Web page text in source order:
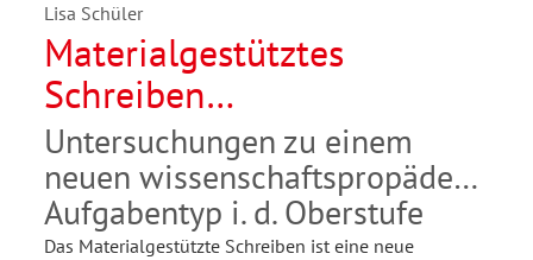
Lisa Schüler
Materialgestütztes
Schreiben
argumentierender Texte
Untersuchungen zu einem
neuen wissenschaftspropädeut.
Aufgabentyp i. d. Oberstufe
Das Materialgestützte Schreiben ist eine neue